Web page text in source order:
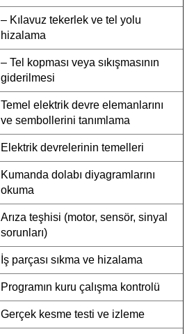
– Kılavuz tekerlek ve tel yolu
hizalama
– Tel kopması veya sıkışmasının
giderilmesi
Temel elektrik devre elemanlarını
ve sembollerini tanımlama
Elektrik devrelerinin temelleri
Kumanda dolabı diyagramlarını
okuma
Arıza teşhisi (motor, sensör, sinyal
sorunları)
İş parçası sıkma ve hizalama
Programın kuru çalışma kontrolü
Gerçek kesme testi ve izleme